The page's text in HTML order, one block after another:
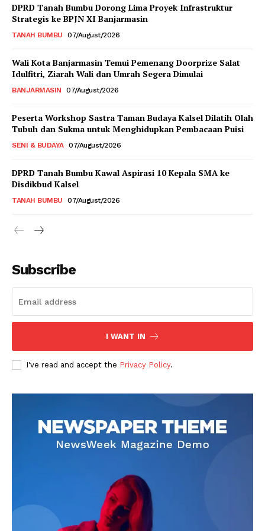
DPRD Tanah Bumbu Dorong Lima Proyek Infrastruktur
Strategis ke BPJN XI Banjarmasin
TANAH BUMBU 07/August/2026
Wali Kota Banjarmasin Temui Pemenang Doorprize Salat
Idulfitri, Ziarah Wali dan Umrah Segera Dimulai
BANJARMASIN 07/August/2026
Peserta Workshop Sastra Taman Budaya Kalsel Dilatih Olah
Tubuh dan Sukma untuk Menghidupkan Pembacaan Puisi
SENI & BUDAYA 07/August/2026
DPRD Tanah Bumbu Kawal Aspirasi 10 Kepala SMA ke
Disdikbud Kalsel
TANAH BUMBU 07/August/2026
Subscribe
I WANT IN
I've read and accept the Privacy Policy.